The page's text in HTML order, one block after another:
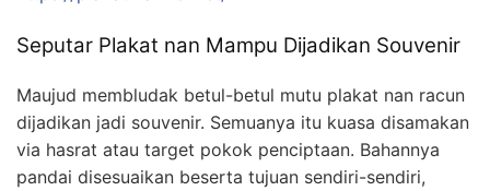
Seputar Plakat nan Mampu Dijadikan Souvenir
Maujud membludak betul-betul mutu plakat nan racun
dijadikan jadi souvenir. Semuanya itu kuasa disamakan
via hasrat atau target pokok penciptaan. Bahannya
pandai disesuaikan beserta tujuan sendiri-sendiri,